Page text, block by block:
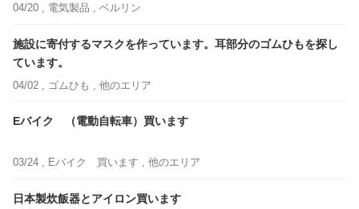
04/20 , 電気製品 , ベルリン
施設に寄付するマスクを作っています。耳部分のゴムひもを探し
ています。
04/02 , ゴムひも , 他のエリア
Eバイク （電動自転車）買います
03/24 , Eバイク 買います , 他のエリア
日本製炊飯器とアイロン買います